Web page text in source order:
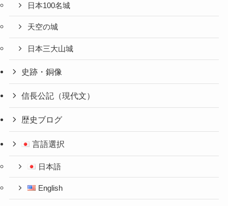
日本100名城
天空の城
日本三大山城
史跡・銅像
信長公記（現代文）
歴史ブログ
言語選択
日本語
English